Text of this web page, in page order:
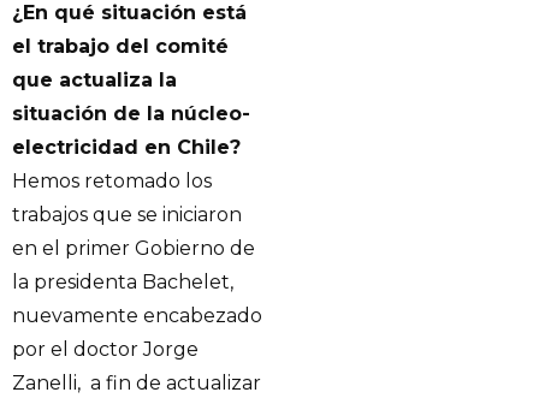
¿En qué situación está
el trabajo del comité
que actualiza la
situación de la núcleo-
electricidad en Chile?
Hemos retomado los
trabajos que se iniciaron
en el primer Gobierno de
la presidenta Bachelet,
nuevamente encabezado
por el doctor Jorge
Zanelli, a fin de actualizar